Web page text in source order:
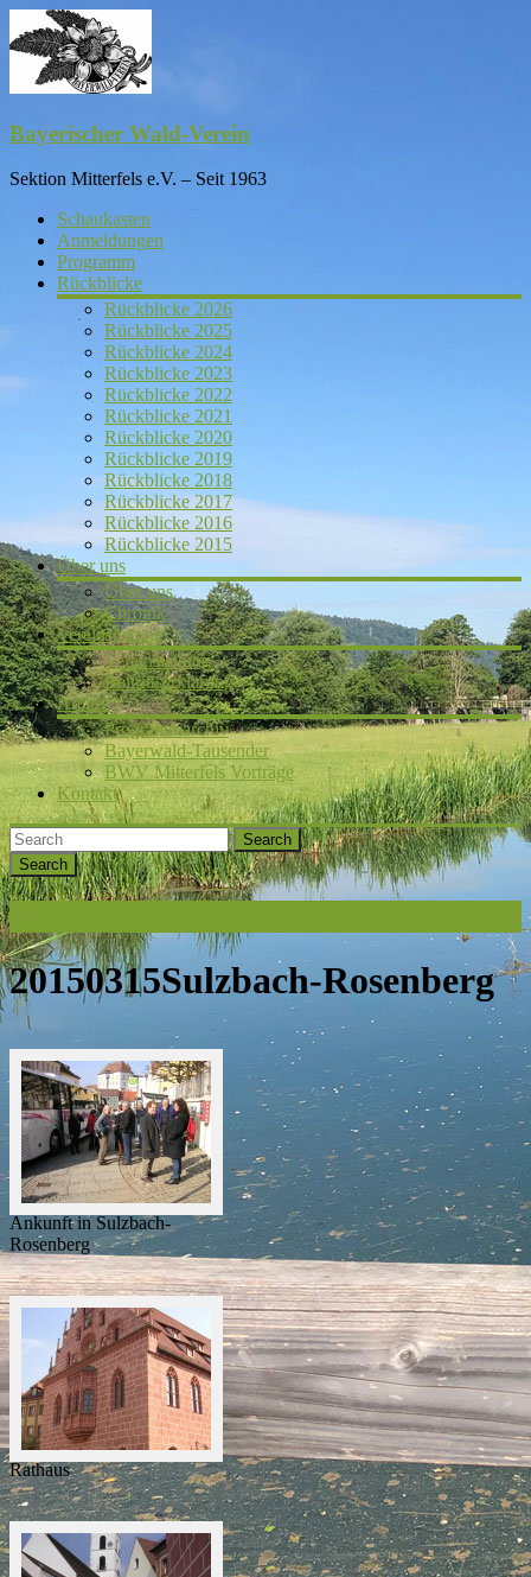
to
content
Bayerischer Wald-Verein
Sektion Mitterfels e.V. – Seit 1963
Schaukasten
Anmeldungen
Programm
Rückblicke
Rückblicke 2026
Rückblicke 2025
Rückblicke 2024
Rückblicke 2023
Rückblicke 2022
Rückblicke 2021
Rückblicke 2020
Rückblicke 2019
Rückblicke 2018
Rückblicke 2017
Rückblicke 2016
Rückblicke 2015
Über uns
Über uns
Chronik
Vereinsleitung
Vereinsleitung
Beitrittserklärung
Archiv
Programmarchiv
Bayerwald-Tausender
BWV Mitterfels Vorträge
Kontakt
Search
20150315Sulzbach-Rosenberg
Ankunft in Sulzbach-
Rosenberg
Rathaus